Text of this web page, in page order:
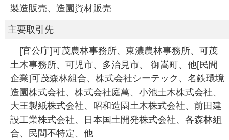
製造販売、造園資材販売
主要取引先
[官公庁]可茂農林事務所、東濃農林事務所、可茂
土木事務所、可児市、多治見市、 御嵩町、他[民間
企業]可茂森林組合、株式会社シーテック、名鉄環境
造園株式会社、株式会社庭萬、小池土木株式会社、
大王製紙株式会社、昭和造園土木株式会社、前田建
設工業株式会社、日本国土開発株式会社、各森林組
合、民間不特定、他